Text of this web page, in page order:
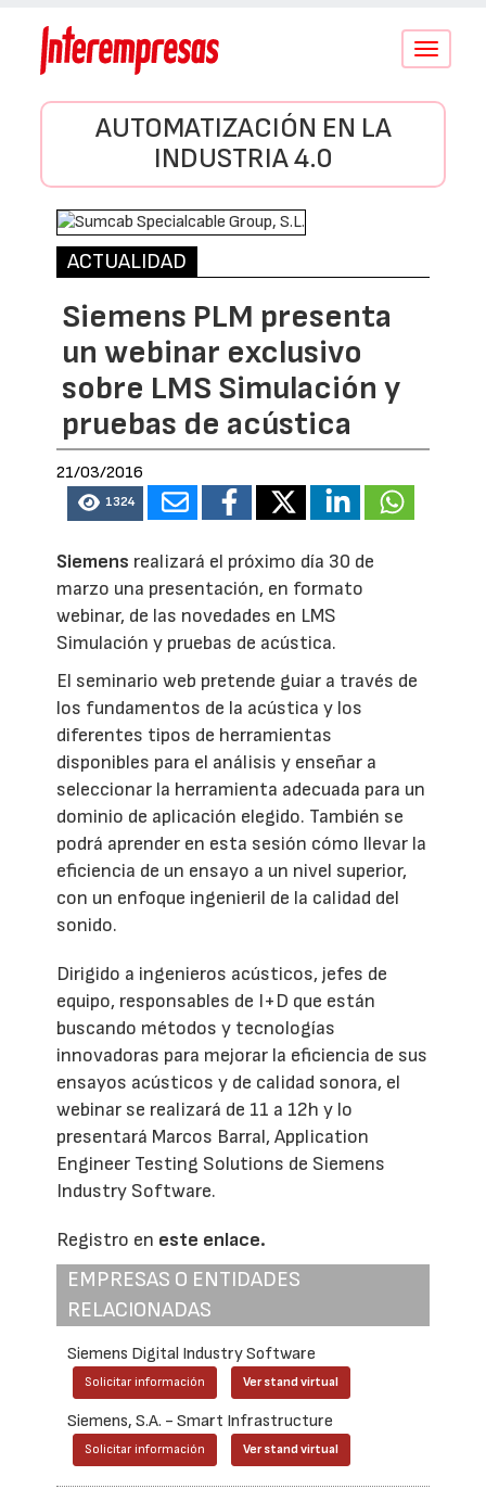
Conmutar
AUTOMATIZACIÓN EN LA
INDUSTRIA 4.0
ACTUALIDAD
Siemens PLM presenta
un webinar exclusivo
sobre LMS Simulación y
pruebas de acústica
21/03/2016
1324
Siemens realizará el próximo día 30 de
marzo una presentación, en formato
webinar, de las novedades en LMS
Simulación y pruebas de acústica.
El seminario web pretende guiar a través de
los fundamentos de la acústica y los
diferentes tipos de herramientas
disponibles para el análisis y enseñar a
seleccionar la herramienta adecuada para un
dominio de aplicación elegido. También se
podrá aprender en esta sesión cómo llevar la
eficiencia de un ensayo a un nivel superior,
con un enfoque ingenieril de la calidad del
sonido.
Dirigido a ingenieros acústicos, jefes de
equipo, responsables de I+D que están
buscando métodos y tecnologías
innovadoras para mejorar la eficiencia de sus
ensayos acústicos y de calidad sonora, el
webinar se realizará de 11 a 12h y lo
presentará Marcos Barral, Application
Engineer Testing Solutions de Siemens
Industry Software.
Registro en este enlace.
EMPRESAS O ENTIDADES
RELACIONADAS
Siemens Digital Industry Software
Solicitar información Ver stand virtual
Siemens, S.A. - Smart Infrastructure
Solicitar información Ver stand virtual